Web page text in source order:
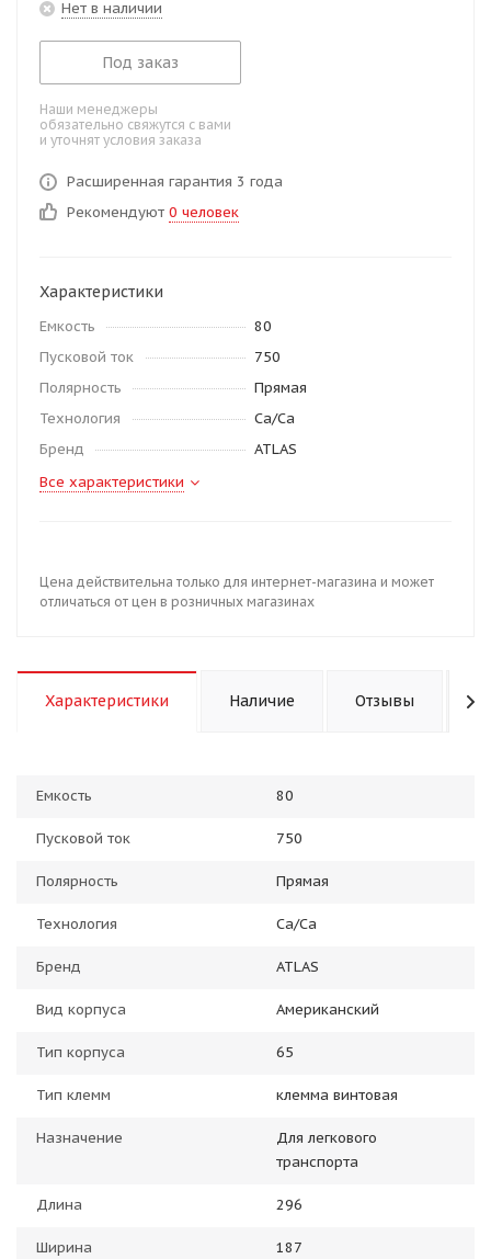
Нет в наличии
Под заказ
Наши менеджеры
обязательно свяжутся с вами
и уточнят условия заказа
Расширенная гарантия 3 года
Рекомендуют 0 человек
Характеристики
Емкость
80
Пусковой ток
750
Полярность
Прямая
Технология
Ca/Ca
Бренд
ATLAS
Все характеристики
Цена действительна только для интернет-магазина и может
отличаться от цен в розничных магазинах
Характеристики Наличие Отзывы
Емкость 80
Пусковой ток 750
Полярность Прямая
Технология Ca/Ca
Бренд ATLAS
Вид корпуса Американский
Тип корпуса 65
Тип клемм клемма винтовая
Назначение
Для легкового
транспорта
Длина 296
Ширина 187